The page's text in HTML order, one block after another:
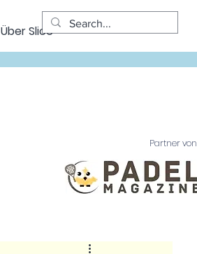
Über Slice
Partner von